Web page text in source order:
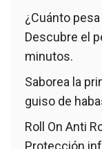
¿Cuánto
Descubre el
minutos.
Saborea la
guiso de
Roll On Anti
Protección